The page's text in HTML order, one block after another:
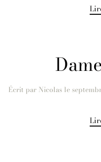
Écrit par Nicolasle